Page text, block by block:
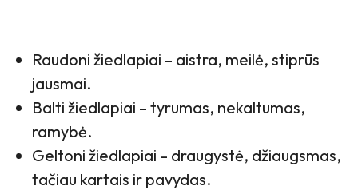
Raudoni žiedlapiai – aistra, meilė, stiprūs
jausmai.
Balti žiedlapiai – tyrumas, nekaltumas,
ramybė.
Geltoni žiedlapiai – draugystė, džiaugsmas,
tačiau kartais ir pavydas.